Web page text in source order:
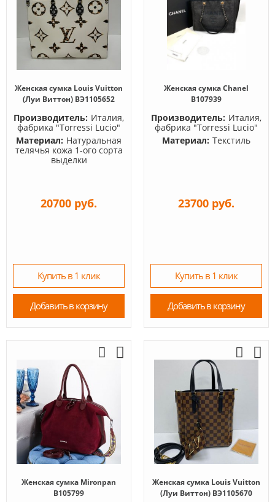
Женская сумка Louis Vuitton
(Луи Виттон) BЭ1105652
Производитель: Италия,
фабрика "Torressi Lucio"
Материал: Натуральная
телячья кожа 1-ого сорта
выделки
20700 руб.
Купить в 1 клик
Добавить в корзину
Женская сумка Chanel
B107939
Производитель: Италия,
фабрика "Torressi Lucio"
Материал: Текстиль
23700 руб.
Купить в 1 клик
Добавить в корзину
Женская сумка Mironpan
B105799
Женская сумка Louis Vuitton
(Луи Виттон) BЭ1105670